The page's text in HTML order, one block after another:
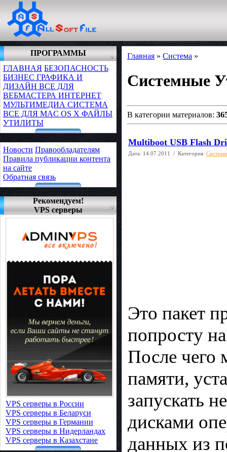
ПРОГРАММЫ
ГЛАВНАЯ БЕЗОПАСНОСТЬ
БИЗНЕС ГРАФИКА И
ДИЗАЙН ВСЕ ДЛЯ
ВЕБМАСТЕРА ИНТЕРНЕТ
МУЛЬТИМЕДИА СИСТЕМА
ВСЕ ДЛЯ MAC OS X ФАЙЛЫ
УТИЛИТЫ
Новости Правообладателям
Правила публикации контента
на сайте
Обратная связь
Рекомендуем!
VPS серверы
VPS серверы в России
VPS серверы в Беларуси
VPS серверы в Германии
VPS серверы в Нидерландах
VPS серверы в Казахстане
Главная » Система »
Системные
В категории материалов:
Multiboot USB Flash
Дата: 14.07.2011 / Категория:
Это пакет
попросту
После чего
памяти,
запускать
дисками
данных из